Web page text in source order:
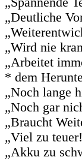
„Deutliche
„Wird nie
„Arbeitet
* dem
„Noch lange
„Noch gar
„Braucht
„Viel zu
„Akku zu